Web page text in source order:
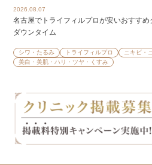
2026.08.07
名古屋でトライフィルプロが安いおすすめ
ダウンタイム
シワ・たるみ トライフィルプロ ニキビ・
美白・美肌・ハリ・ツヤ・くすみ